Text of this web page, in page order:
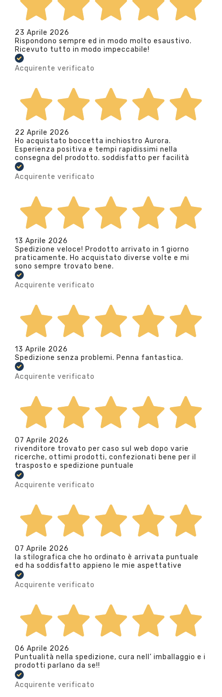
23 Aprile 2026
Rispondono sempre ed in modo molto esaustivo.
Ricevuto tutto in modo impeccabile!
Acquirente verificato
22 Aprile 2026
Ho acquistato boccetta inchiostro Aurora.
Esperienza positiva e tempi rapidissimi nella
consegna del prodotto. soddisfatto per facilità
Acquirente verificato
13 Aprile 2026
Spedizione veloce! Prodotto arrivato in 1 giorno
praticamente. Ho acquistato diverse volte e mi
sono sempre trovato bene.
Acquirente verificato
13 Aprile 2026
Spedizione senza problemi. Penna fantastica.
Acquirente verificato
07 Aprile 2026
rivenditore trovato per caso sul web dopo varie
ricerche, ottimi prodotti, confezionati bene per il
trasposto e spedizione puntuale
Acquirente verificato
07 Aprile 2026
la stilografica che ho ordinato è arrivata puntuale
ed ha soddisfatto appieno le mie aspettative
Acquirente verificato
06 Aprile 2026
Puntualità nella spedizione, cura nell’ imballaggio e i
prodotti parlano da se!!
Acquirente verificato